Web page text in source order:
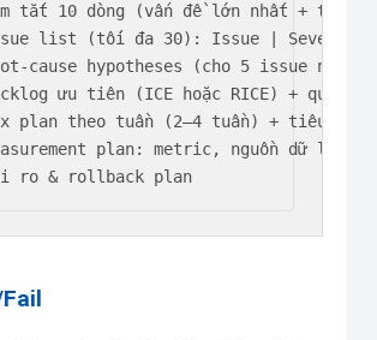
tắt 10 dòng (vấn đề lớn nhất + tác
list (tối đa 30): Issue | Severity |
cause hypotheses (cho 5 issue nặng
ưu tiên (ICE hoặc RICE) + quick
plan theo tuần (2–4 tuần) + tiêu chí
plan: metric, nguồn dữ liệu,
ro & rollback plan